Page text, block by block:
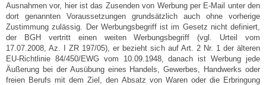
Ausnahmen vor, hier ist das Zusenden von Werbung per E-Mail unter den
dort genannten Voraussetzungen grundsätzlich auch ohne vorherige
Zustimmung zulässig. Der Werbungsbegriff ist im Gesetz nicht definiert,
der BGH vertritt einen weiten Werbungsbegriff (vgl. Urteil vom
17.07.2008, Az. I ZR 197/05), er bezieht sich auf Art. 2 Nr. 1 der älteren
EU-Richtlinie 84/450/EWG vom 10.09.1948, danach ist Werbung jede
Äußerung bei der Ausübung eines Handels, Gewerbes, Handwerks oder
freien Berufs mit dem Ziel, den Absatz von Waren oder die Erbringung